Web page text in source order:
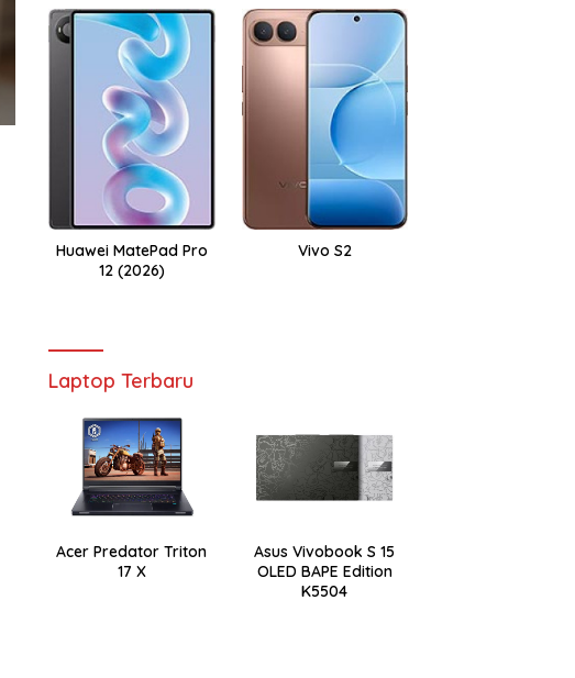
Huawei MatePad Pro
12 (2026)
Vivo S2
Laptop Terbaru
Acer Predator Triton
17 X
Asus Vivobook S 15
OLED BAPE Edition
K5504